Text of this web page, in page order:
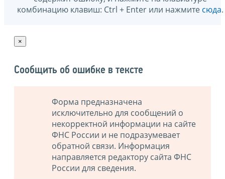
комбинацию клавиш: Ctrl + Enter или нажмите сюда.
×
Сообщить об ошибке в тексте
Форма предназначена
исключительно для сообщений о
некорректной информации на сайте
ФНС России и не подразумевает
обратной связи. Информация
направляется редактору сайта ФНС
России для сведения.